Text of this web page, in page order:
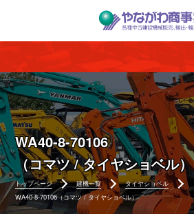
WA40-8-70106
（コマツ / タイヤショベル）
トップページ 建機一覧
タイヤショベル
WA40-8-70106（コマツ / タイヤショベル）